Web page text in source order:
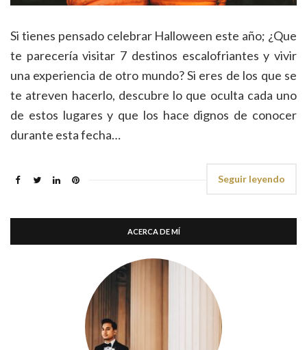
Si tienes pensado celebrar Halloween este año; ¿Que
te parecería visitar 7 destinos escalofriantes y vivir
una experiencia de otro mundo? Si eres de los que se
te atreven hacerlo, descubre lo que oculta cada uno
de estos lugares y que los hace dignos de conocer
durante esta fecha…
Seguir leyendo
ACERCA DE MÍ